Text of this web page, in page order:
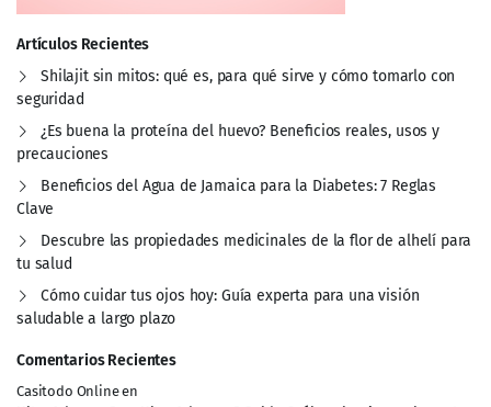
Artículos Recientes
Shilajit sin mitos: qué es, para qué sirve y cómo tomarlo con
seguridad
¿Es buena la proteína del huevo? Beneficios reales, usos y
precauciones
Beneficios del Agua de Jamaica para la Diabetes: 7 Reglas
Clave
Descubre las propiedades medicinales de la flor de alhelí para
tu salud
Cómo cuidar tus ojos hoy: Guía experta para una visión
saludable a largo plazo
Comentarios Recientes
Casitodo Onlineen